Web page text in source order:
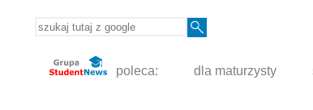
poleca: dla maturzysty